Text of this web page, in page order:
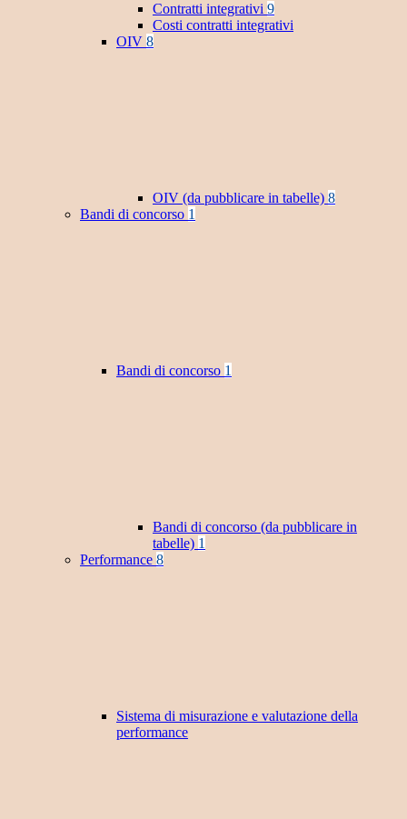
Contratti integrativi 9
Costi contratti integrativi
OIV 8
OIV (da pubblicare in tabelle) 8
Bandi di concorso 1
Bandi di concorso 1
Bandi di concorso (da pubblicare in
tabelle) 1
Performance 8
Sistema di misurazione e valutazione della
performance